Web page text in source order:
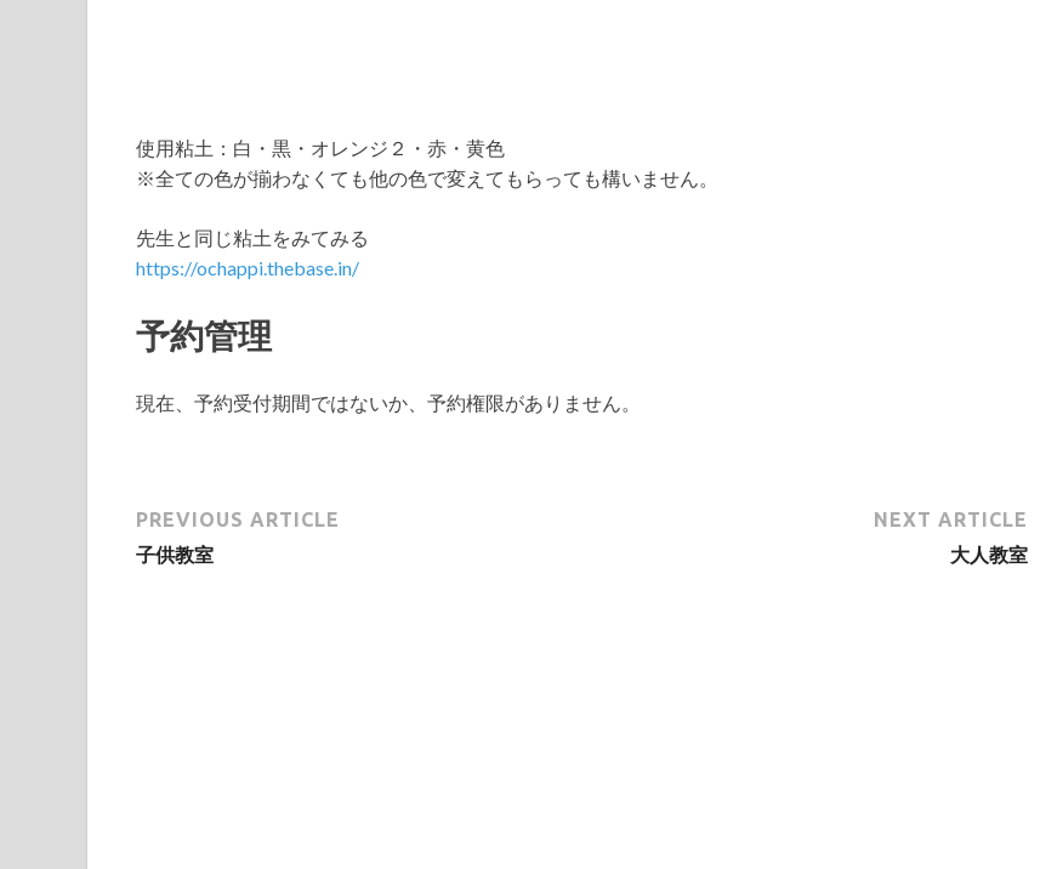
使用粘土：白・黒・オレンジ２・赤・黄色
※全ての色が揃わなくても他の色で変えてもらっても構いません。
先生と同じ粘土をみてみる
https://ochappi.thebase.in/
予約管理
現在、予約受付期間ではないか、予約権限がありません。
PREVIOUS ARTICLE
子供教室
NEXT ARTICLE
大人教室